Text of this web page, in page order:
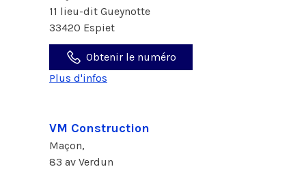
11 lieu-dit Gueynotte
33420 Espiet
Obtenir le numéro
Plus d'infos
VM Construction
Maçon,
83 av Verdun